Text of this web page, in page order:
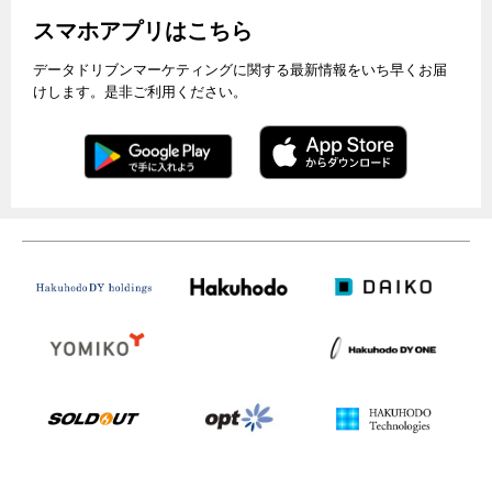
スマホアプリはこちら
データドリブンマーケティングに関する最新情報をいち早くお届
けします。是非ご利用ください。